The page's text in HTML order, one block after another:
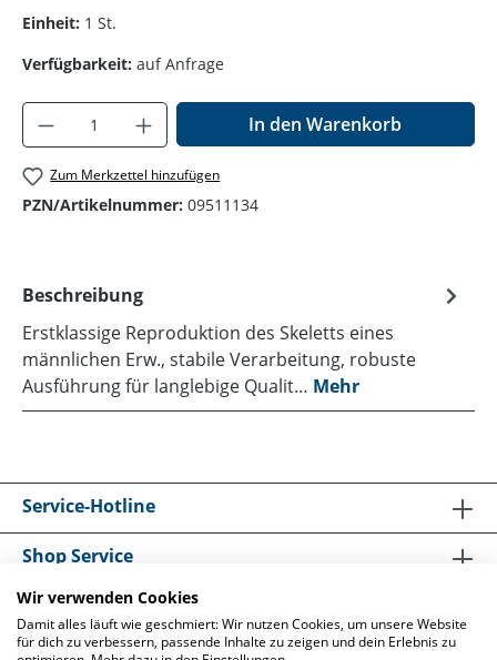
Einheit: 1 St.
Verfügbarkeit: auf Anfrage
Produkt Anzahl: Gib den gewünschten
In den Warenkorb
Zum Merkzettel hinzufügen
PZN/Artikelnummer: 09511134
Beschreibung
Erstklassige Reproduktion des Skeletts eines
männlichen Erw., stabile Verarbeitung, robuste
Ausführung für langlebige Qualit… Mehr
Service-Hotline
Shop Service
Informationen
Wir verwenden Cookies
Damit alles läuft wie geschmiert: Wir nutzen Cookies, um unsere Website
für dich zu verbessern, passende Inhalte zu zeigen und dein Erlebnis zu